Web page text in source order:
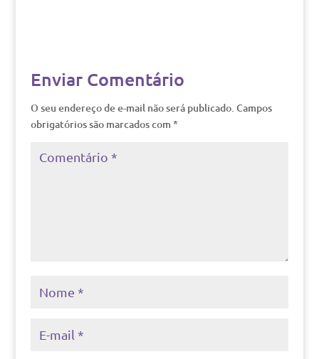
Enviar Comentário
O seu endereço de e-mail não será publicado. Campos
obrigatórios são marcados com *